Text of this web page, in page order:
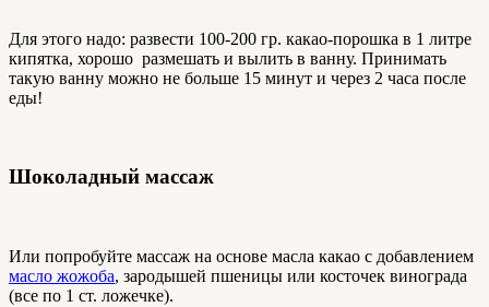
Для этого надо: развести 100-200 гр. какао-порошка в 1 литре
кипятка, хорошо размешать и вылить в ванну. Принимать
такую ванну можно не больше 15 минут и через 2 часа после
еды!
Шоколадный массаж
Или попробуйте массаж на основе масла какао с добавлением
масло жожоба, зародышей пшеницы или косточек винограда
(все по 1 ст. ложечке).